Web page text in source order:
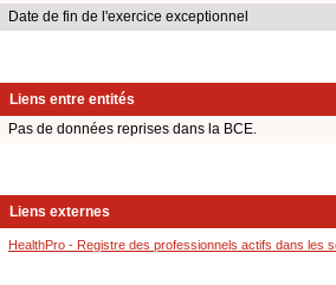
Date de fin de l'exercice exceptionnel
Liens entre entités
Pas de données reprises dans la BCE.
Liens externes
HealthPro - Registre des professionnels actifs dans les